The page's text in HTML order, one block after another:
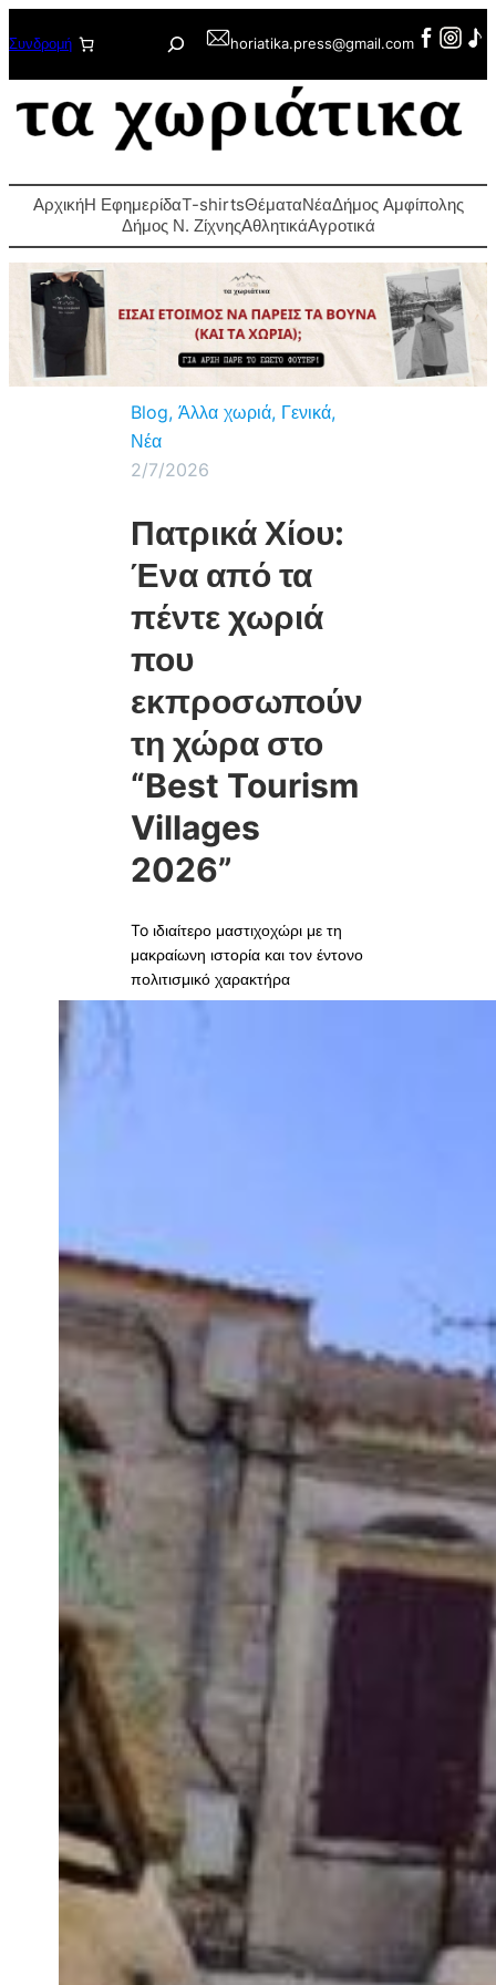
στο
περιεχόμενο
Συνδρομή Αναζήτησηhoriatika.press@gmail.com
ΑρχικήΗ ΕφημερίδαT-shirtsΘέματαΝέαΔήμος Αμφίπολης
Δήμος Ν. ΖίχνηςΑθλητικάΑγροτικά
Blog, Άλλα χωριά, Γενικά ,
Νέα
2/7/2026
Πατρικά Χίου:
Ένα από τα
πέντε χωριά
που
εκπροσωπούν
τη χώρα στο
“Best Tourism
Villages
2026”
To ιδιαίτερο μαστιχοχώρι με τη
μακραίωνη ιστορία και τον έντονο
πολιτισμικό χαρακτήρα